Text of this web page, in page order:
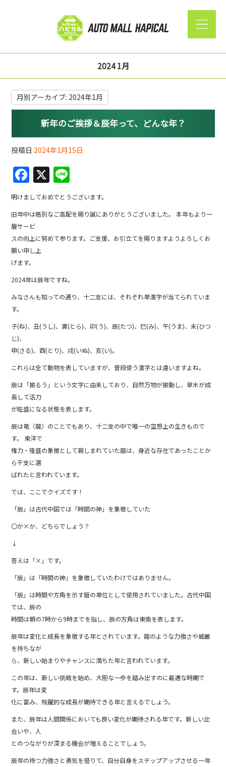
2024 1月
月別アーカイブ: 2024年1月
新年のご挨拶＆辰年って、どんな年？
投稿日 2024年1月15日
F
a
c
e
b
o
o
k
X
n
e
明けましておめでとうございます。
旧年中は格別なご高配を賜り誠にありがとうございました。 本年もより一
層サービ
スの向上に努めて参ります。ご支援、お引立てを賜りますようよろしくお
願い申し上
げます。
2024年は辰年ですね。
みなさんも知っての通り、十二支には、それぞれ単漢字が当てられていま
す。
子(ね)、丑(うし)、寅(とら)、卯(う)、辰(たつ)、巳(み)、午(うま)、未(ひつ
じ)、
申(さる)、酉(とり)、戌(いぬ)、亥(い)。
これらは全て動物を表していますが、普段使う漢字とは違いますよね。
辰は「振るう」という文字に由来しており、自然万物が振動し、草木が成
長して活力
が旺盛になる状態を表します。
辰は竜（龍）のことでもあり、十二支の中で唯一の空想上の生きもので
す。 東洋で
権力・隆盛の象徴として親しまれていた龍は、身近な存在であったことか
ら干支に選
ばれたと言われています。
では、ここでクイズです！
「辰」は古代中国では「時間の神」を象徴していた
〇か×か、どちらでしょう？
↓
答えは「×」です。
「辰」は「時間の神」を象徴していたわけではありません。
「辰」は時間や方角を示す暦の単位として使用されていました。古代中国
では、辰の
時間は朝の7時から9時までを指し、辰の方角は東南を表します。
辰年は変化と成長を象徴する年とされています。龍のような力強さや威厳
を持ちなが
ら、新しい始まりやチャンスに満ちた年と言われています。
この年は、新しい挑戦を始め、大胆な一歩を踏み出すのに最適な時期で
す。辰年は変
化に富み、飛躍的な成長が期待できる年と言えるでしょう。
また、辰年は人間関係においても良い変化が期待される年です。新しい出
会いや、人
とのつながりが深まる機会が増えることでしょう。
辰年の持つ力強さと勇気を借りて、自分自身をステップアップさせる一年